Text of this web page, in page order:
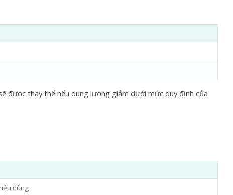
được thay thế nếu dung lượng giảm dưới mức quy định của
đồng